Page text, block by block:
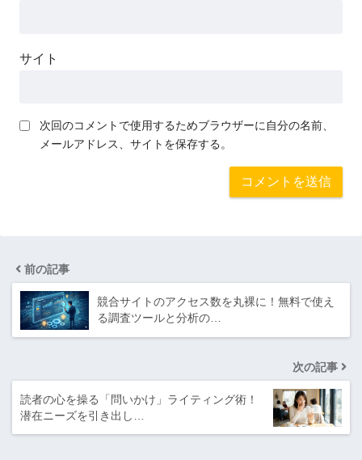
サイト
次回のコメントで使用するためブラウザーに自分の名前、
メールアドレス、サイトを保存する。
前の記事
競合サイトのアクセス数を丸裸に！無料で使え
る調査ツールと分析の…
次の記事
読者の心を操る「問いかけ」ライティング術！
潜在ニーズを引き出し…